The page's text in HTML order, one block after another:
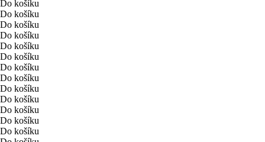
Do košíku
Do košíku
Do košíku
Do košíku
Do košíku
Do košíku
Do košíku
Do košíku
Do košíku
Do košíku
Do košíku
Do košíku
Do košíku